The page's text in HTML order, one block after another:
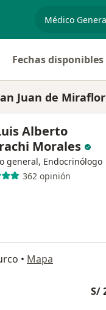
especialidad,
Fechas disponibles
Juan de
Alberto
Morales
general, Endocrinólogo
362 opinión
• Mapa
S/